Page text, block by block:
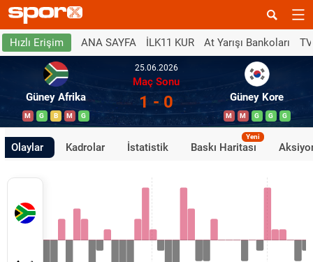
Hızlı Erişim ANA SAYFA İLK11 KUR At Yarışı Bankoları
Güney Afrika
M G B M G
25.06.2026
Maç Sonu
1 - 0 Güney Kore
M M G G G
Olaylar Kadrolar İstatistik Baskı Haritası
Yeni